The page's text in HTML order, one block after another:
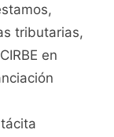
tributarias,
en